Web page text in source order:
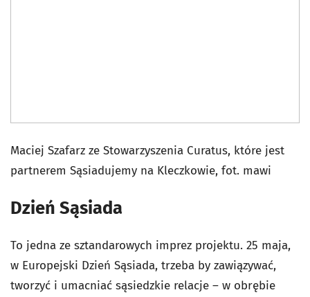
Maciej Szafarz ze Stowarzyszenia Curatus, które jest
partnerem Sąsiadujemy na Kleczkowie, fot. mawi
Dzień Sąsiada
To jedna ze sztandarowych imprez projektu. 25 maja,
w Europejski Dzień Sąsiada, trzeba by zawiązywać,
tworzyć i umacniać sąsiedzkie relacje – w obrębie